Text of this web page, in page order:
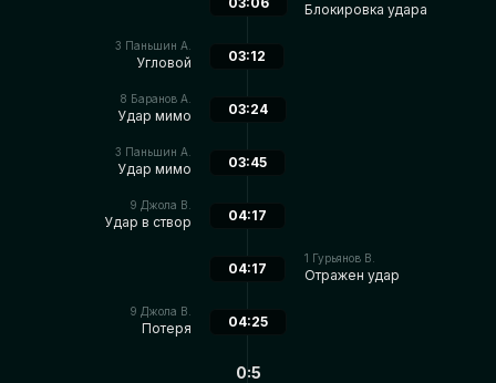
Блокировка удара
3 Паньшин А.
Угловой 03:12
8 Баранов А.
Удар мимо 03:24
3 Паньшин А.
Удар мимо 03:45
9 Джола В.
Удар в створ 04:17
1 Гурьянов В.
Отражен удар
04:17
9 Джола В.
Потеря 04:25
0:5